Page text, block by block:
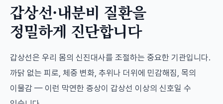
갑상선·내분비 질환을
정밀하게 진단합니다
갑상선은 우리 몸의 신진대사를 조절하는 중요한 기관입니다.
까닭 없는 피로, 체중 변화, 추위나 더위에 민감해짐, 목의
이물감 — 이런 막연한 증상이 갑상선 이상의 신호일 수